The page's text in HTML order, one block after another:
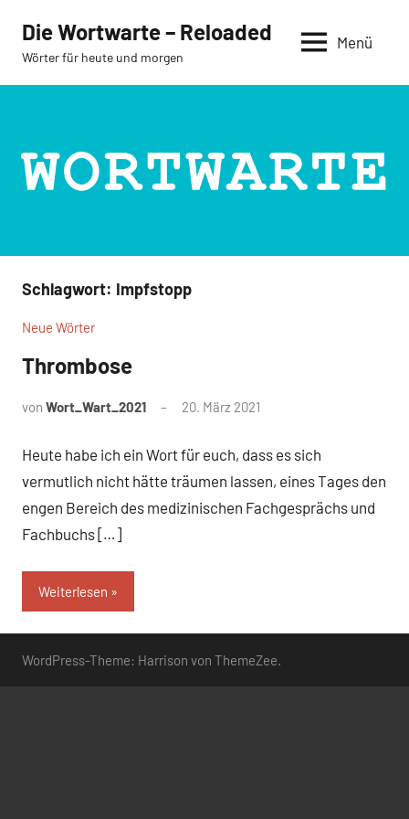
Inhalt
springen
Die Wortwarte – Reloaded
Wörter für heute und morgen
Menü
Schlagwort: Impfstopp
Neue Wörter
Thrombose
von Wort_Wart_2021 20. März 2021
Heute habe ich ein Wort für euch, dass es sich
vermutlich nicht hätte träumen lassen, eines Tages den
engen Bereich des medizinischen Fachgesprächs und
Fachbuchs […]
Weiterlesen
WordPress-Theme: Harrison von ThemeZee.